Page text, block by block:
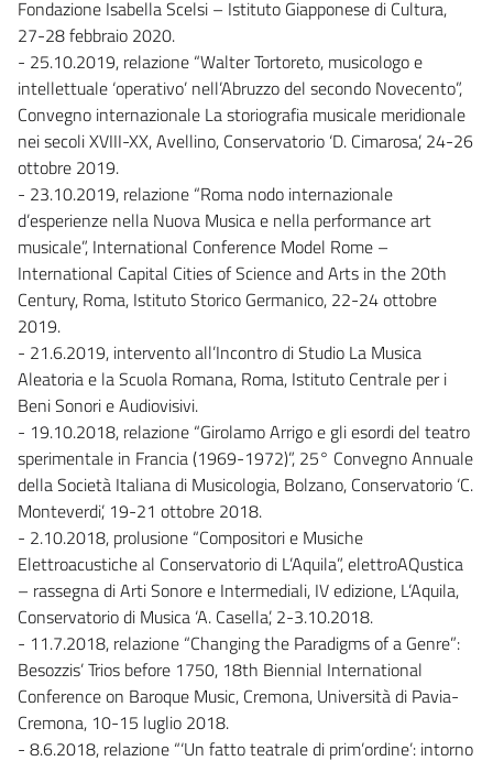
Fondazione Isabella Scelsi – Istituto Giapponese di Cultura,
27-28 febbraio 2020.
- 25.10.2019, relazione “Walter Tortoreto, musicologo e
intellettuale ‘operativo’ nell’Abruzzo del secondo Novecento”,
Convegno internazionale La storiografia musicale meridionale
nei secoli XVIII-XX, Avellino, Conservatorio ‘D. Cimarosa’, 24-26
ottobre 2019.
- 23.10.2019, relazione “Roma nodo internazionale
d’esperienze nella Nuova Musica e nella performance art
musicale”, International Conference Model Rome –
International Capital Cities of Science and Arts in the 20th
Century, Roma, Istituto Storico Germanico, 22-24 ottobre
2019.
- 21.6.2019, intervento all’Incontro di Studio La Musica
Aleatoria e la Scuola Romana, Roma, Istituto Centrale per i
Beni Sonori e Audiovisivi.
- 19.10.2018, relazione “Girolamo Arrigo e gli esordi del teatro
sperimentale in Francia (1969-1972)”, 25° Convegno Annuale
della Società Italiana di Musicologia, Bolzano, Conservatorio ‘C.
Monteverdi’, 19-21 ottobre 2018.
- 2.10.2018, prolusione “Compositori e Musiche
Elettroacustiche al Conservatorio di L’Aquila”, elettroAQustica
– rassegna di Arti Sonore e Intermediali, IV edizione, L’Aquila,
Conservatorio di Musica ‘A. Casella’, 2-3.10.2018.
- 11.7.2018, relazione “Changing the Paradigms of a Genre”:
Besozzis’ Trios before 1750, 18th Biennial International
Conference on Baroque Music, Cremona, Università di Pavia-
Cremona, 10-15 luglio 2018.
- 8.6.2018, relazione “‘Un fatto teatrale di prim’ordine’: intorno